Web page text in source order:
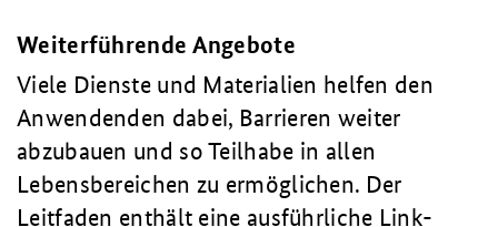
Weiterführende Angebote
Viele Dienste und Materialien helfen den
Anwendenden dabei, Barrieren weiter
abzubauen und so Teilhabe in allen
Lebensbereichen zu ermöglichen. Der
Leitfaden enthält eine ausführliche Link-